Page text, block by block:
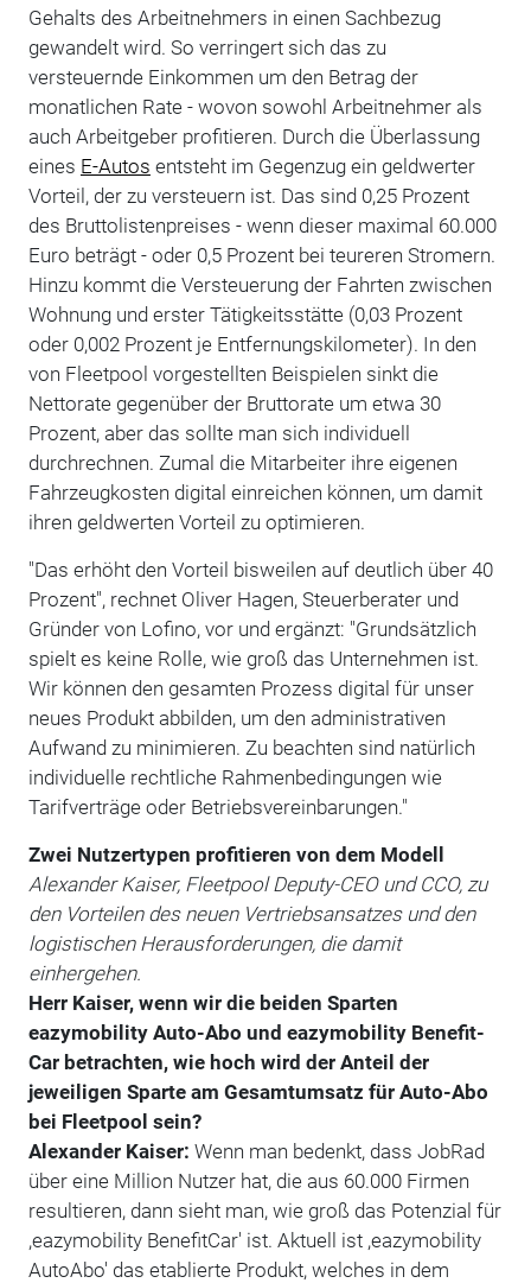
Gehalts des Arbeitnehmers in einen Sachbezug
gewandelt wird. So verringert sich das zu
versteuernde Einkommen um den Betrag der
monatlichen Rate - wovon sowohl Arbeitnehmer als
auch Arbeitgeber profitieren. Durch die Überlassung
eines E-Autos entsteht im Gegenzug ein geldwerter
Vorteil, der zu versteuern ist. Das sind 0,25 Prozent
des Bruttolistenpreises - wenn dieser maximal 60.000
Euro beträgt - oder 0,5 Prozent bei teureren Stromern.
Hinzu kommt die Versteuerung der Fahrten zwischen
Wohnung und erster Tätigkeitsstätte (0,03 Prozent
oder 0,002 Prozent je Entfernungskilometer). In den
von Fleetpool vorgestellten Beispielen sinkt die
Nettorate gegenüber der Bruttorate um etwa 30
Prozent, aber das sollte man sich individuell
durchrechnen. Zumal die Mitarbeiter ihre eigenen
Fahrzeugkosten digital einreichen können, um damit
ihren geldwerten Vorteil zu optimieren.
"Das erhöht den Vorteil bisweilen auf deutlich über 40
Prozent", rechnet Oliver Hagen, Steuerberater und
Gründer von Lofino, vor und ergänzt: "Grundsätzlich
spielt es keine Rolle, wie groß das Unternehmen ist.
Wir können den gesamten Prozess digital für unser
neues Produkt abbilden, um den administrativen
Aufwand zu minimieren. Zu beachten sind natürlich
individuelle rechtliche Rahmenbedingungen wie
Tarifverträge oder Betriebsvereinbarungen."
Zwei Nutzertypen profitieren von dem Modell
Alexander Kaiser, Fleetpool Deputy-CEO und CCO, zu
den Vorteilen des neuen Vertriebsansatzes und den
logistischen Herausforderungen, die damit
einhergehen.
Herr Kaiser, wenn wir die beiden Sparten
eazymobility Auto-Abo und eazymobility Benefit-
Car betrachten, wie hoch wird der Anteil der
jeweiligen Sparte am Gesamtumsatz für Auto-Abo
bei Fleetpool sein?
Alexander Kaiser: Wenn man bedenkt, dass JobRad
über eine Million Nutzer hat, die aus 60.000 Firmen
resultieren, dann sieht man, wie groß das Potenzial für
,eazymobility BenefitCar' ist. Aktuell ist ,eazymobility
AutoAbo' das etablierte Produkt, welches in dem